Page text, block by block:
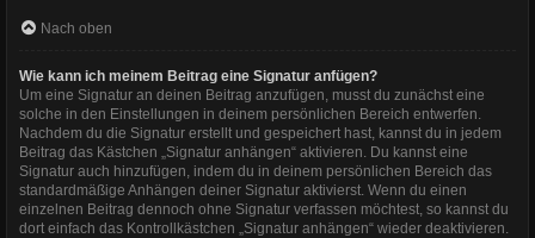
Nach oben
Wie kann ich meinem Beitrag eine Signatur anfügen?
Um eine Signatur an deinen Beitrag anzufügen, musst du zunächst eine
solche in den Einstellungen in deinem persönlichen Bereich entwerfen.
Nachdem du die Signatur erstellt und gespeichert hast, kannst du in jedem
Beitrag das Kästchen „Signatur anhängen“ aktivieren. Du kannst eine
Signatur auch hinzufügen, indem du in deinem persönlichen Bereich das
standardmäßige Anhängen deiner Signatur aktivierst. Wenn du einen
einzelnen Beitrag dennoch ohne Signatur verfassen möchtest, so kannst du
dort einfach das Kontrollkästchen „Signatur anhängen“ wieder deaktivieren.